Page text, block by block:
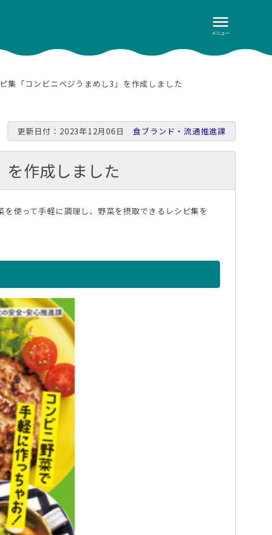
メニュー
集「コンビニベジうまめし3」を作成しました
更新日付：2023年12月06日食ブランド・流通推進課
を作成しました
使って手軽に調理し、野菜を摂取できるレシピ集を